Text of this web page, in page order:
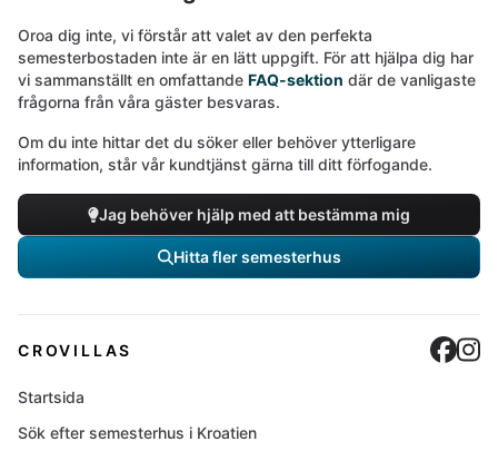
Oroa dig inte, vi förstår att valet av den perfekta
semesterbostaden inte är en lätt uppgift. För att hjälpa dig har
vi sammanställt en omfattande FAQ-sektion där de vanligaste
frågorna från våra gäster besvaras.
Om du inte hittar det du söker eller behöver ytterligare
information, står vår kundtjänst gärna till ditt förfogande.
Jag behöver hjälp med att bestämma mig
Hitta fler semesterhus
CROVILLAS
Startsida
Sök efter semesterhus i Kroatien